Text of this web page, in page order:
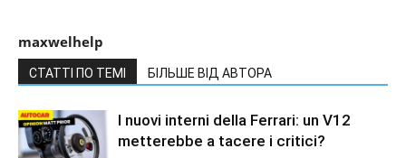
maxwelhelp
СТАТТІ ПО ТЕМІ БІЛЬШЕ ВІД АВТОРА
I nuovi interni della Ferrari: un V12
metterebbe a tacere i critici?